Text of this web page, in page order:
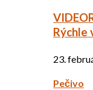
Rýchle
23.
Pečivo